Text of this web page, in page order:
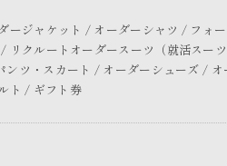
ージャケット / オーダーシャツ / フォ
リクルートオーダースーツ（就活スー
ンツ・スカート / オーダーシューズ /
ト / ギフト券